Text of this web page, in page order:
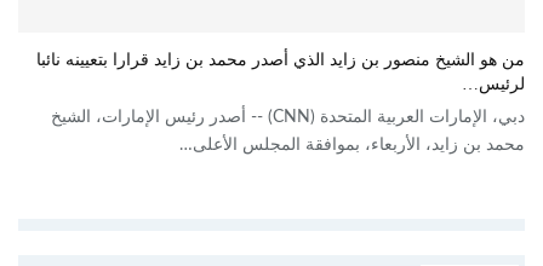
من هو الشيخ منصور بن زايد الذي أصدر محمد بن زايد قرارا بتعيينه نائبا
لرئيس…
دبي، الإمارات العربية المتحدة (CNN) -- أصدر رئيس الإمارات، الشيخ
محمد بن زايد، الأربعاء، بموافقة المجلس الأعلى…